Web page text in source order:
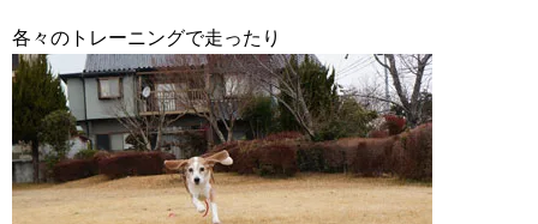
各々のトレーニングで走ったり